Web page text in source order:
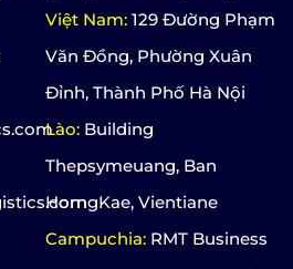
Việt Nam: 129 Đường Phạm
Văn Đồng, Phường Xuân
Đỉnh, Thành Phố Hà Nội
Lào: Building
Thepsymeuang, Ban
HorngKae, Vientiane
Campuchia: RMT Business